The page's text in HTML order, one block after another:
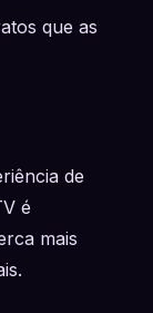
que as
de
é
mais